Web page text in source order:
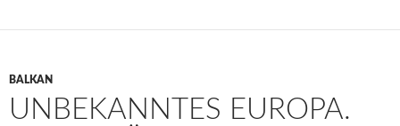
BALKAN
UNBEKANNTES EUROPA.